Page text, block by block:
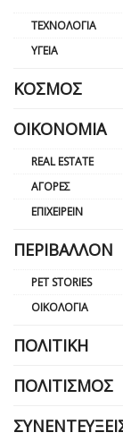
ΤΕΧΝΟΛΟΓΊΑ
ΥΓΕΊΑ
ΚΌΣΜΟΣ
ΟΙΚΟΝΟΜΊΑ
REAL ESTATE
ΑΓΟΡΈΣ
ΕΠΙΧΕΙΡΕΊΝ
ΠΕΡΙΒΆΛΛΟΝ
PET STORIES
ΟΙΚΟΛΟΓΊΑ
ΠΟΛΙΤΙΚΉ
ΠΟΛΙΤΙΣΜΌΣ